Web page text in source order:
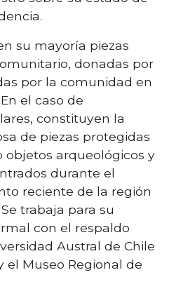
su mayoría piezas
donadas por
por la comunidad en
el caso de
constituyen la
de piezas protegidas
objetos arqueológicos y
durante el
reciente de la región
Se trabaja para su
con el respaldo
Austral de Chile
el Museo Regional de